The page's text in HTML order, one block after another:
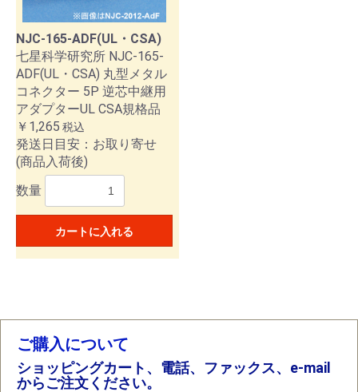
NJC-165-ADF(UL・CSA)
七星科学研究所 NJC-165-
ADF(UL・CSA) 丸型メタル
コネクター 5P 逆芯中継用
アダプターUL CSA規格品
￥1,265 税込
発送日目安：お取り寄せ
(商品入荷後)
数量
カートに入れる
ご購入について
ショッピングカート、電話、ファックス、e-mail
からご注文ください。